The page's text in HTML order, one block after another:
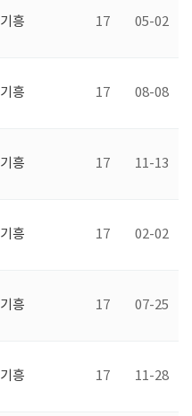
기흥 17 05-02
기흥 17 08-08
기흥 17 11-13
기흥 17 02-02
기흥 17 07-25
기흥 17 11-28